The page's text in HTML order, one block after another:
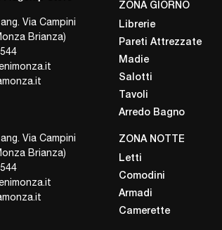
Via Campini
Brianza)
Via Campini
Brianza)
ZONA GIORNO
Librerie
Pareti Attrezzate
Madie
Salotti
Tavoli
Arredo Bagno
ZONA NOTTE
Letti
Comodini
Armadi
Camerette